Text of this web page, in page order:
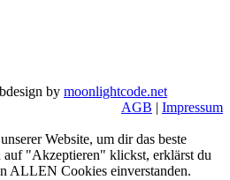
by moonlightcode.net
AGB | Impressum
Website, um dir das beste
auf "Akzeptieren" klickst, erklärst du
ALLEN Cookies einverstanden.